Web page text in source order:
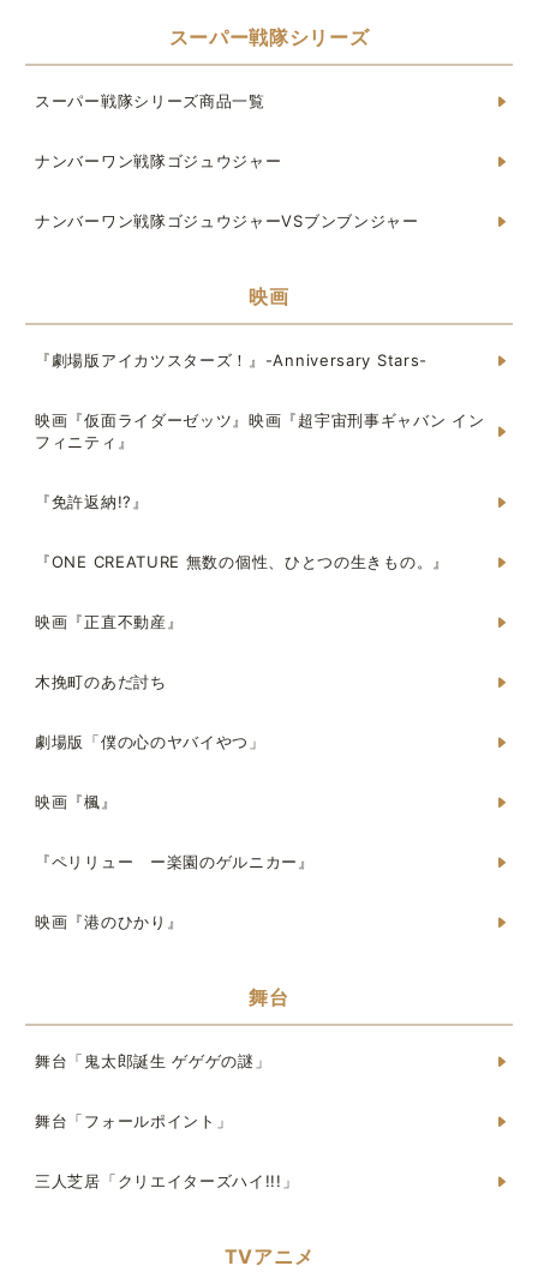
スーパー戦隊シリーズ
スーパー戦隊シリーズ商品一覧
ナンバーワン戦隊ゴジュウジャー
ナンバーワン戦隊ゴジュウジャーVSブンブンジャー
映画
『劇場版アイカツスターズ！』-Anniversary Stars-
映画『仮面ライダーゼッツ』映画『超宇宙刑事ギャバン イン
フィニティ』
『免許返納!?』
『ONE CREATURE 無数の個性、ひとつの生きもの。』
映画『正直不動産』
木挽町のあだ討ち
劇場版「僕の心のヤバイやつ」
映画『楓』
『ペリリュー ー楽園のゲルニカー』
映画『港のひかり』
舞台
舞台「鬼太郎誕生 ゲゲゲの謎」
舞台「フォールポイント」
三人芝居「クリエイターズハイ!!!」
TVアニメ